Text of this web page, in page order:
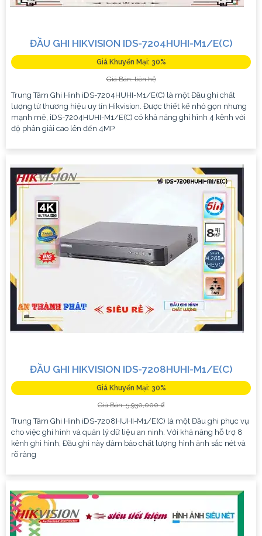
ĐẦU GHI HIKVISION IDS-7204HUHI-M1/E(C)
Giá Khuyến Mại: 30%
Giá Bán: liên hệ
Trung Tâm Ghi Hình iDS-7204HUHI-M1/E(C) là một Đầu ghi chất
lượng từ thương hiệu uy tín Hikvision. Được thiết kế nhỏ gọn nhưng
mạnh mẽ, iDS-7204HUHI-M1/E(C) có khả năng ghi hình 4 kênh với
độ phân giải cao lên đến 4MP
ĐẦU GHI HIKVISION IDS-7208HUHI-M1/E(C)
Giá Khuyến Mại: 30%
Giá Bán: 5,930,000 ₫
Trung Tâm Ghi Hình iDS-7208HUHI-M1/E(C) là một Đầu ghi phục vụ
cho việc ghi hình và quản lý dữ liệu an ninh. Với khả năng hỗ trợ 8
kênh ghi hình, Đầu ghi này đảm bảo chất lượng hình ảnh sắc nét và
rõ ràng